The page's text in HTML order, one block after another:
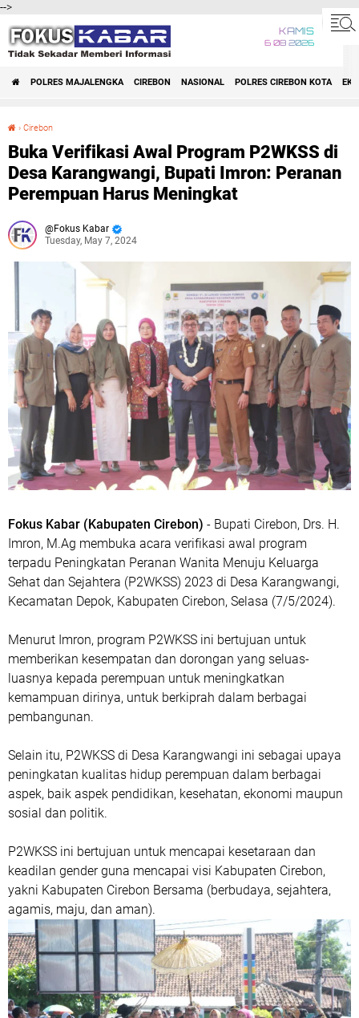
-->
KAMIS
6 08 2026
POLRES MAJALENGKA CIREBON NASIONAL POLRES CIREBON KOTA
› Cirebon
Buka Verifikasi Awal Program P2WKSS di
Desa Karangwangi, Bupati Imron: Peranan
Perempuan Harus Meningkat
Fokus Kabar
Tuesday, May 7, 2024
Fokus Kabar (Kabupaten Cirebon) - Bupati Cirebon, Drs. H.
Imron, M.Ag membuka acara verifikasi awal program
terpadu Peningkatan Peranan Wanita Menuju Keluarga
Sehat dan Sejahtera (P2WKSS) 2023 di Desa Karangwangi,
Kecamatan Depok, Kabupaten Cirebon, Selasa (7/5/2024).
Menurut Imron, program P2WKSS ini bertujuan untuk
memberikan kesempatan dan dorongan yang seluas-
luasnya kepada perempuan untuk meningkatkan
kemampuan dirinya, untuk berkiprah dalam berbagai
pembangunan.
Selain itu, P2WKSS di Desa Karangwangi ini sebagai upaya
peningkatan kualitas hidup perempuan dalam berbagai
aspek, baik aspek pendidikan, kesehatan, ekonomi maupun
sosial dan politik.
P2WKSS ini bertujuan untuk mencapai kesetaraan dan
keadilan gender guna mencapai visi Kabupaten Cirebon,
yakni Kabupaten Cirebon Bersama (berbudaya, sejahtera,
agamis, maju, dan aman).